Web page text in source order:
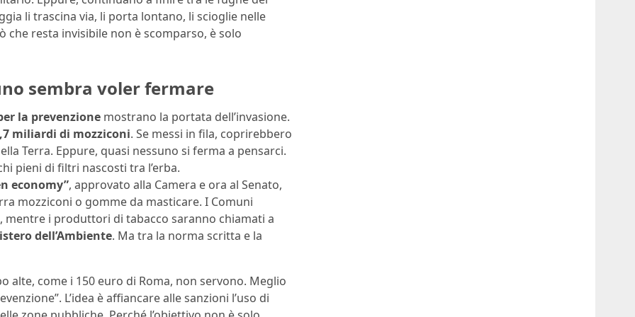
li trascina via, li porta lontano, li scioglie nelle
che resta invisibile non è scomparso, è solo
sembra voler fermare
la prevenzione mostrano la portata dell’invasione.
miliardi di mozziconi. Se messi in fila, coprirebbero
Terra. Eppure, quasi nessuno si ferma a pensarci.
pieni di filtri nascosti tra l’erba.
economy”, approvato alla Camera e ora al Senato,
mozziconi o gomme da masticare. I Comuni
mentre i produttori di tabacco saranno chiamati a
dell’Ambiente. Ma tra la norma scritta e la
alte, come i 150 euro di Roma, non servono. Meglio
L’idea è affiancare alle sanzioni l’uso di